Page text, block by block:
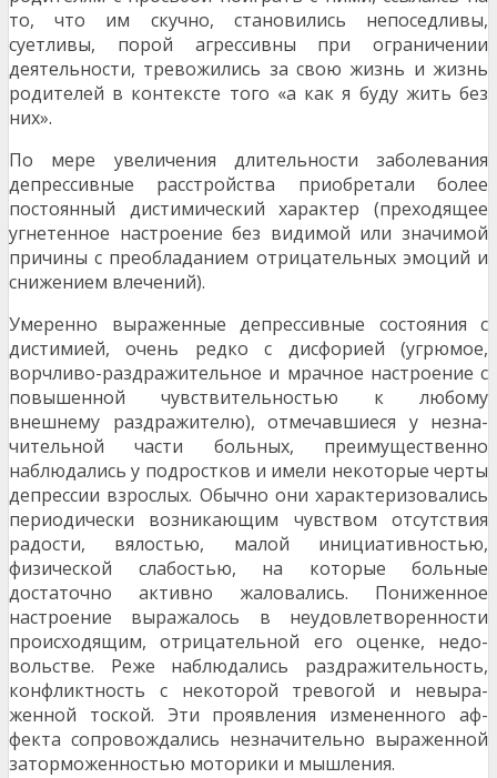
то, что им скучно, становились непоседливы,
суетливы, по­рой агрессивны при ограничении
деятельности, тревожились за свою жизнь и жизнь
родителей в контексте того «а как я буду жить без
них».
По мере увеличения длительности заболевания
депрессивные расстройства приобретали более
постоянный дистимический характер (преходящее
угнетенное настроение без видимой или значимой
причины с преобладанием отрицательных эмоций и
снижением влечений).
Умеренно выраженные депрессивные состояния с
дистимией, очень редко с дисфорией (угрюмое,
ворчливо-раздражительное и мрачное настрое­ние с
повышенной чувствительностью к любому
внешнему раздражителю), отмечавшиеся у незна­
чительной части больных, преимущественно
наблюдались у подростков и имели некоторые черты
депрессии взрослых. Обычно они характе­ризовались
периодически возникающим чувством отсутствия
радости, вялостью, малой инициатив­ностью,
физической слабостью, на которые боль­ные
достаточно активно жаловались. Пониженное
настроение выражалось в неудовлетворенности
происходящим, отрицательной его оценке, недо­
вольстве. Реже наблюдались раздражительность,
конфликтность с некоторой тревогой и невыра­
женной тоской. Эти проявления измененного аф­
фекта сопровождались незначительно выражен­ной
заторможенностью моторики и мышления.